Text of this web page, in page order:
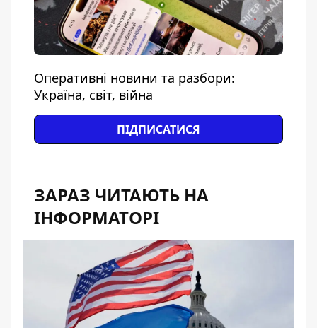
Оперативні новини та разбори:
Україна, світ, війна
ПІДПИСАТИСЯ
ЗАРАЗ ЧИТАЮТЬ НА
ІНФОРМАТОРІ